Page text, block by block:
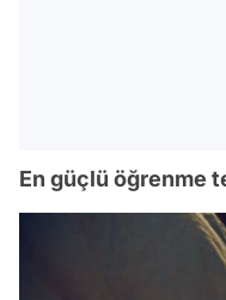
En güçlü öğrenme